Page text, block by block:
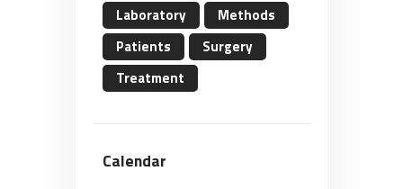
Laboratory
Methods
Patients
Surgery
Treatment
Calendar